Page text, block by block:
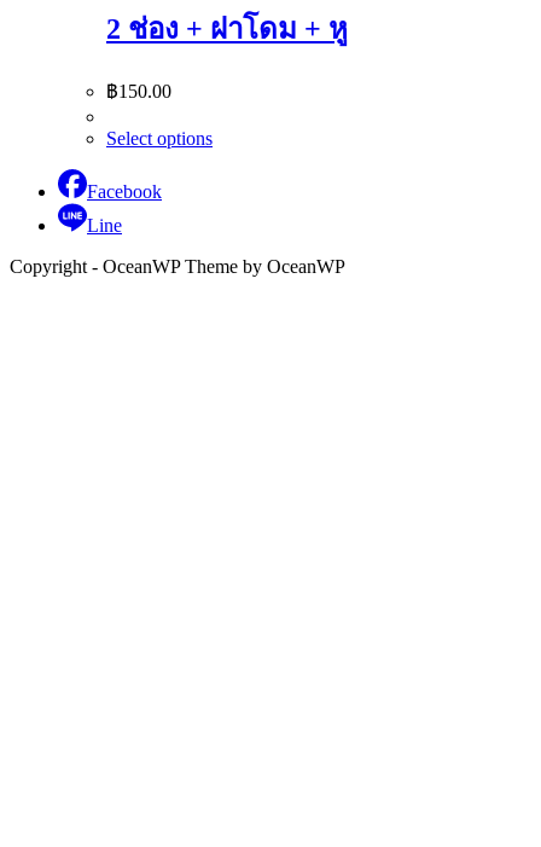
2 ช่อง + ฝาโดม + หู
฿150.00
Select options
Facebook
Line
Copyright - OceanWP Theme by OceanWP